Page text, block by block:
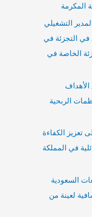
المكرمة
التشغيلي
في التجزئة في
الخاصة في
الربحية
تعزيز الكفاءة
في المملكة
السعودية
لعينة من